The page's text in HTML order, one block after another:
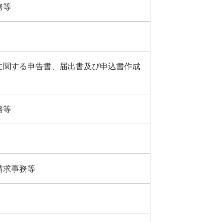
等
する申告書、届出書及び申込書作成
等
求事務等